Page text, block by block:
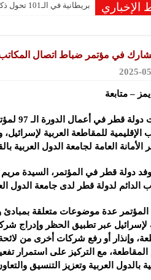
الإخباري بريطانية في الـ101 تحول ذكريات طفولتها إلى متحف للألعاب
سعر الذهب يرتفع 150 ليرة في السوق السورية‎ ‎
دراسة: دخان حرائق
في مؤتمر ضباط اتصال المكاتب
2025-
– متابعة
شاركت
الإقليمية للمقاطعة العربية
العامة لجامعة الدول العربية
دولة قطر في المؤتمر، السيدة
الدائم لدولة قطر لدى جامعة الدول
المؤتمر عدة موضوعات متعلقة بمبادئ
لإسرائيل عبر تطبيق الحظر وإدراج
وإنذار أو رفع شركات أخرى من
المقاطعة، مع التركيز على استمرار
بالدول العربية وتعزيز التنسيق